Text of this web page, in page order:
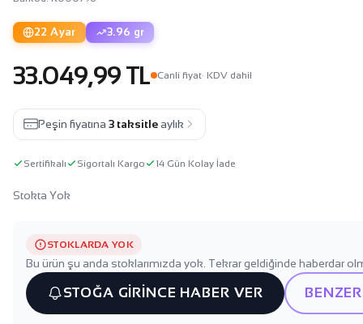
22 Ayar 3.96 gr
33.049,99 TL Canli fiyat· KDV dahil
Peşin fiyatına 3 taksitle aylık
Sertifikalı Sigortalı Kargo 14 Gün Kolay İade
Stokta Yok
STOKLARDA YOK
Bu ürün şu anda stoklarımızda yok. Tekrar geldiğinde haberdar
STOĞA GİRİNCE HABER VER